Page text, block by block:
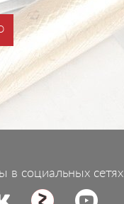
в социальных сетях